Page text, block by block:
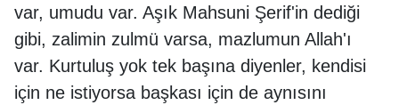
var, umudu var. Aşık Mahsuni Şerif'in dediği
gibi, zalimin zulmü varsa, mazlumun Allah'ı
var. Kurtuluş yok tek başına diyenler, kendisi
için ne istiyorsa başkası için de aynısını